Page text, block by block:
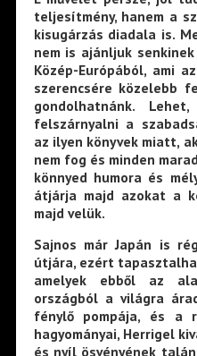
teljesítmény, hanem a
kisugárzás diadala is.
nem is ajánljuk
Közép-Európából, ami
szerencsére közelebb
gondolhatnánk.
felszárnyalni a
az ilyen könyvek miatt,
nem fog és minden
könnyed humora és
átjárja majd azokat a
majd velük.
Sajnos már Japán is
útjára, ezért
amelyek ebből az
országból a világra
fénylő pompája, és a
hagyományai, Herrigel
és nyíl ösvényének